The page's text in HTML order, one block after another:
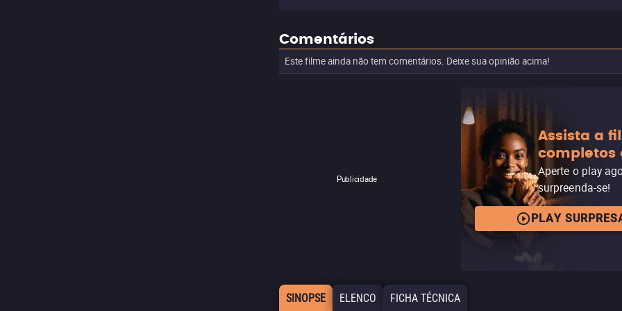
Comentários
Este filme ainda não tem comentários. Deixe sua opinião acima!
Publicidade
Assista a
completos
Aperte o play
surpreenda-se!
PLAY
SINOPSE ELENCO FICHA TÉCNICA